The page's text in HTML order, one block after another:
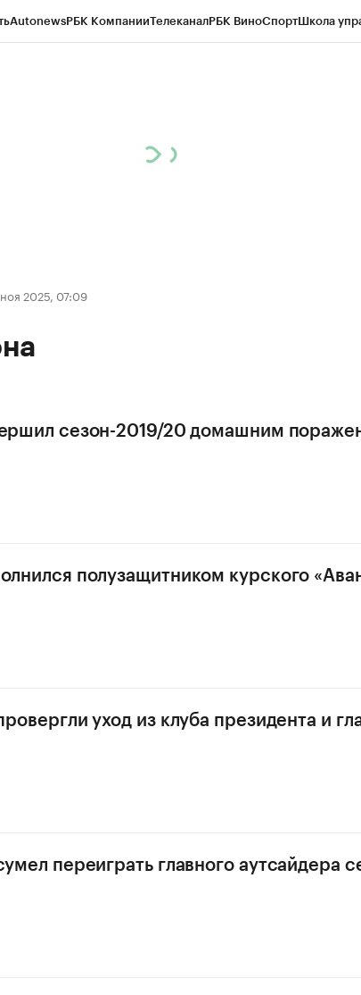
AutonewsРБК КомпанииТелеканалРБК ВиноСпортШкола
2025, 07:09
сезон-2019/20 домашним
полузащитником курского
уход из клуба президента и
переиграть главного аутсайдера